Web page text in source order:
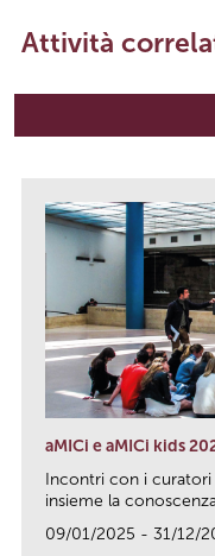
Attività
aMICi e aMICi kids
Incontri con i curatori
insieme la
09/01/2025 - 31/12/